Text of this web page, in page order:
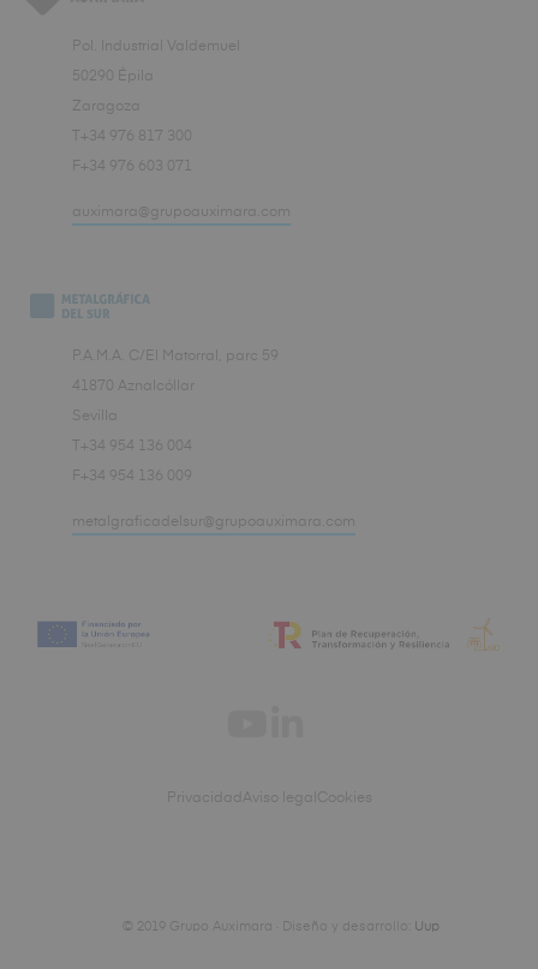
Pol. Industrial Valdemuel
50290 Épila
Zaragoza
T+34 976 817 300
F+34 976 603 071
auximara@grupoauximara.com
P.A.M.A. C/El Matorral, parc 59
41870 Aznalcóllar
Sevilla
T+34 954 136 004
F+34 954 136 009
metalgraficadelsur@grupoauximara.com
Privacidad Aviso legal Cookies
© 2019 Grupo Auximara · Diseño y desarrollo: Uup